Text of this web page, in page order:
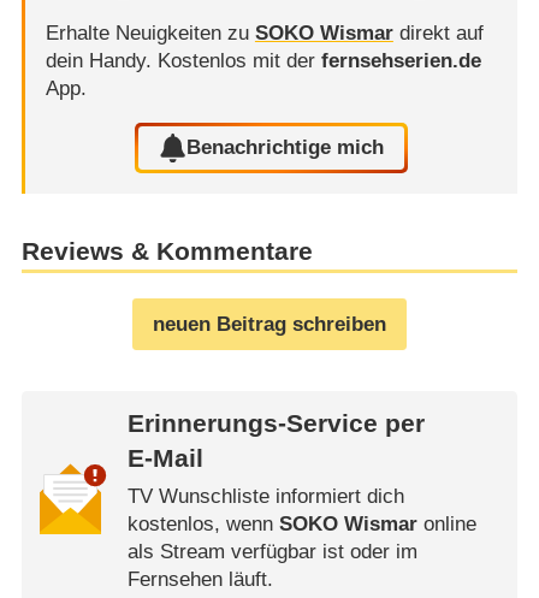
Erhalte Neuigkeiten zu SOKO Wismardirekt auf
dein Handy. Kostenlos mit der fernsehserien.de
App.
Benachrichtige mich
Reviews & Kommentare
neuen Beitrag schreiben
Erinnerungs-Service per
E-Mail
TV Wunschliste informiert dich
kostenlos, wenn SOKO Wismaronline
als Stream verfügbar ist oder im
Fernsehen läuft.